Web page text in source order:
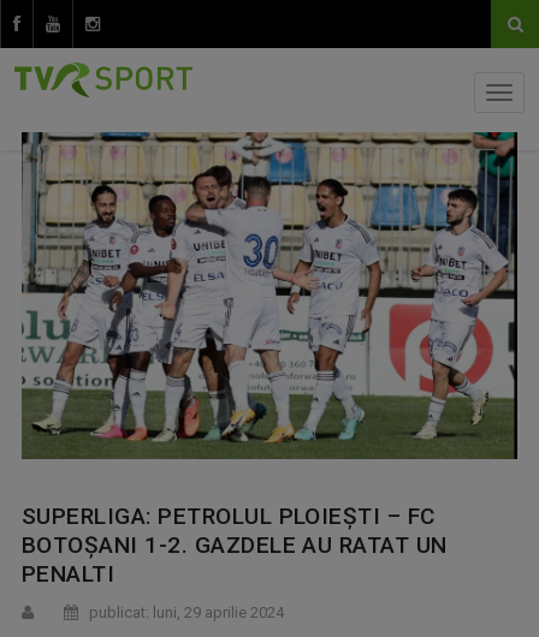
SUPERLIGA: PETROLUL PLOIEȘTI – FC
BOTOȘANI 1-2. GAZDELE AU RATAT UN
PENALTI
publicat: luni, 29 aprilie 2024